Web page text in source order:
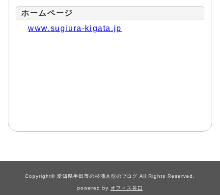
ホームページ
www.sugiura-kigata.jp
Copyright© 愛知県半田市の杉浦木型のブログ All Rights Reserved.
powered by オフィス谷口